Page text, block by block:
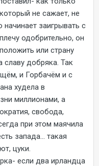
не сажает, не
начинает заигрывать с
одобрительно, он
или страну
славу добряка. Так
и Горбачём и с
худела в
миллионами, а
свобода,
при этом маячила
запада... такая
цуки.
если два ирландца